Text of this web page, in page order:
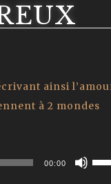
ainsi
à 2 mondes
00:00